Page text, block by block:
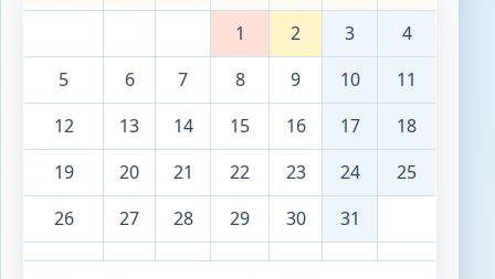
1
2 3
4
5
6 7 8 9 10
11
12
13 14 15 16 17
18
19
20 21 22 23 24
25
26
27 28 29 30 31